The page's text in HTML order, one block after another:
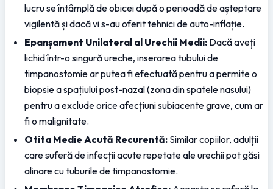
lucru se întâmplă de obicei după o perioadă de așteptare
vigilentă și dacă vi s-au oferit tehnici de auto-inflație.
Epanșament Unilateral al Urechii Medii: Dacă aveți
lichid într-o singură ureche, inserarea tubului de
timpanostomie ar putea fi efectuată pentru a permite o
biopsie a spațiului post-nazal (zona din spatele nasului)
pentru a exclude orice afecțiuni subiacente grave, cum ar
fi o malignitate.
Otita Medie Acută Recurentă: Similar copiilor, adulții
care suferă de infecții acute repetate ale urechii pot găsi
alinare cu tuburile de timpanostomie.